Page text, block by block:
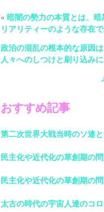
« 暗闇の勢力の本質とは、
リアリティーのような存在
政治の混乱の根本的な原因
人々へのしつけと刷り込み
おすすめ記事
第二次世界大戦当時のソ連
民主化や近代化の草創期の
民主化や近代化の草創期の
太古の時代の宇宙人達のコ